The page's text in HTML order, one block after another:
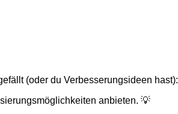
(oder du Verbesserungsideen hast):
anbieten. 💡